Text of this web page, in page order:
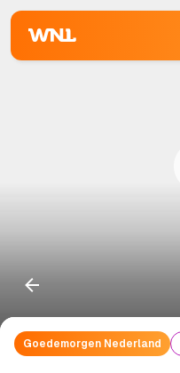
Goedemorgen Nederland